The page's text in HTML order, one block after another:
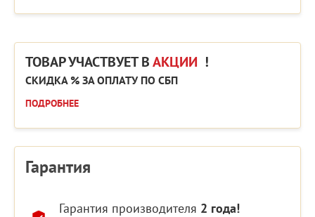
ТОВАР УЧАСТВУЕТ ВАКЦИИ !
СКИДКА % ЗА ОПЛАТУ ПО СБП
ПОДРОБНЕЕ
Гарантия
Гарантия производителя 2 года!